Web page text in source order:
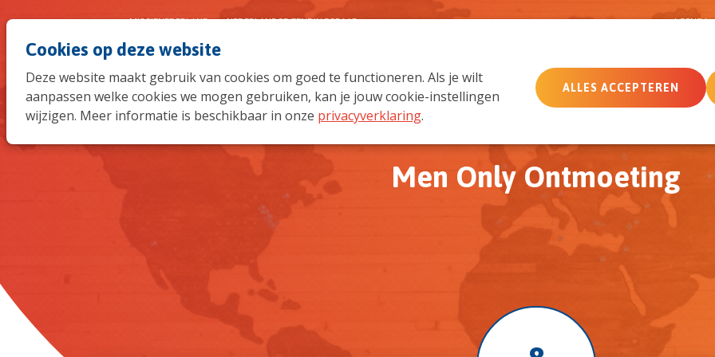
Cookies op deze website
Deze website maakt gebruik van cookies om goed te functioneren. Als je wilt
aanpassen welke cookies we mogen gebruiken, kan je jouw cookie-instellingen
wijzigen. Meer informatie is beschikbaar in onze privacyverklaring.
ALLES ACCEPTEREN
MemberCare Netwerk
MISSIENEDERLAND NEDERLANDSE ZENDINGSRAAD AGENDA
Men Only Ontmoeting